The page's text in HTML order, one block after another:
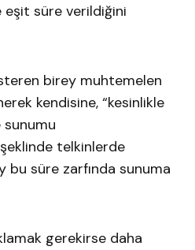
eşit süre verildiğini
birey muhtemelen
kendisine, “kesinlikle
sunumu
telkinlerde
bu süre zarfında sunuma
gerekirse daha